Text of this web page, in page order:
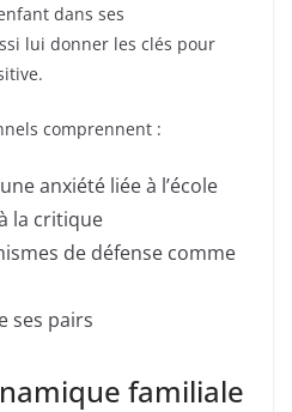
dans ses
lui donner les clés pour
comprennent :
anxiété liée à l’école
la critique
de défense comme
ses pairs
familiale